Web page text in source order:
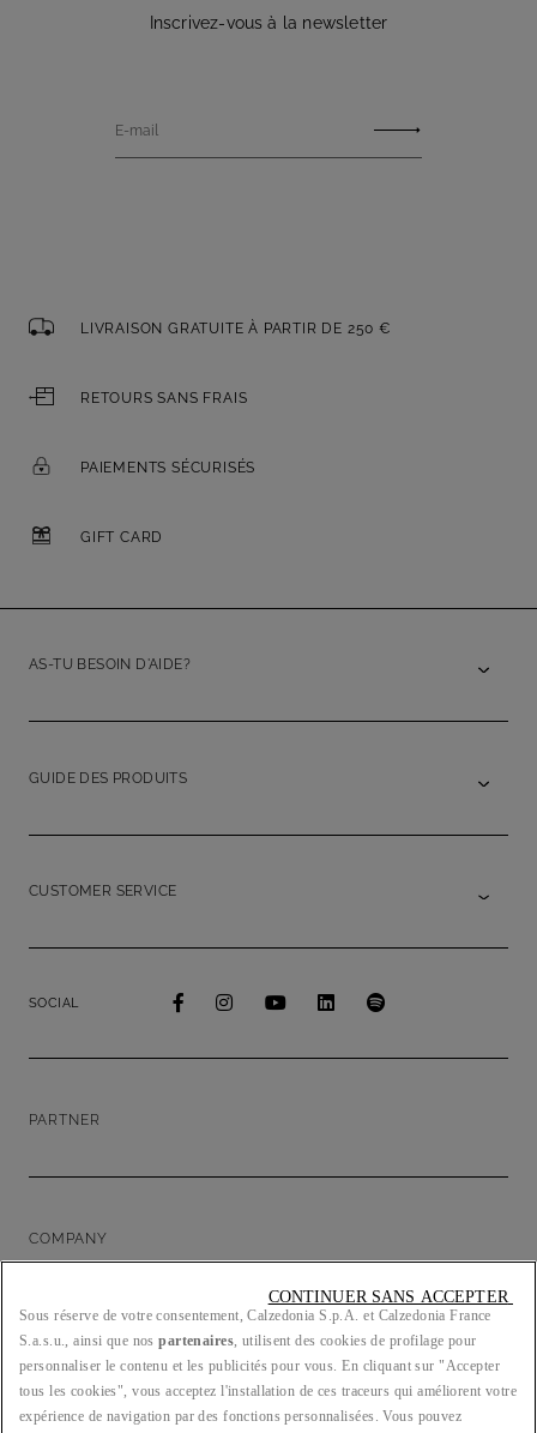
Inscrivez-vous à la newsletter
E-mail
LIVRAISON GRATUITE À PARTIR DE 250 €
RETOURS SANS FRAIS
PAIEMENTS SÉCURISÉS
GIFT CARD
AS-TU BESOIN D'AIDE?
GUIDE DES PRODUITS
CUSTOMER SERVICE
SOCIAL
PARTNER
COMPANY
LEGAL/PRIVACY
Sous réserve de votre consentement, Calzedonia S.p.A. et Calzedonia France
S.a.s.u., ainsi que nospartenaires, utilisent des cookies de profilage pour
personnaliser le contenu et les publicités pour vous. En cliquant sur "Accepter
tous les cookies", vous acceptez l'installation de ces traceurs qui améliorent votre
expérience de navigation par des fonctions personnalisées. Vous pouvez
CONTINUER SANS ACCEPTER